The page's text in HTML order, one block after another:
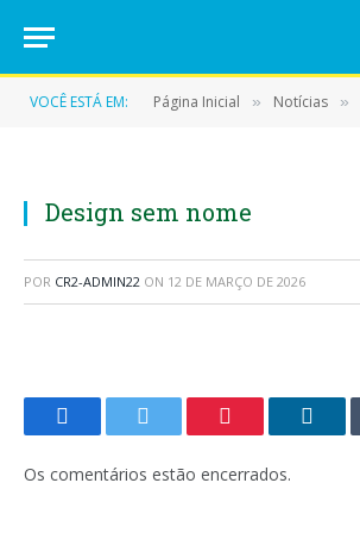
VOCÊ ESTÁ EM: Página Inicial » Notícias »
Design sem nome
POR CR2-ADMIN22 ON 12 DE MARÇO DE 2026
FacebookTwitter Pinterest
Os comentários estão encerrados.